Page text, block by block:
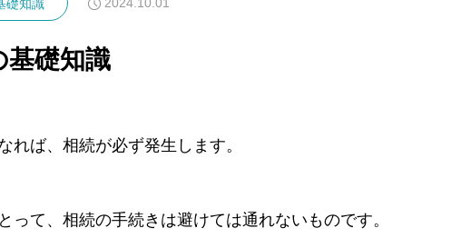
礎知識
基礎知識
れば、相続が必ず発生します。
って、相続の手続きは避けては通れないものです。